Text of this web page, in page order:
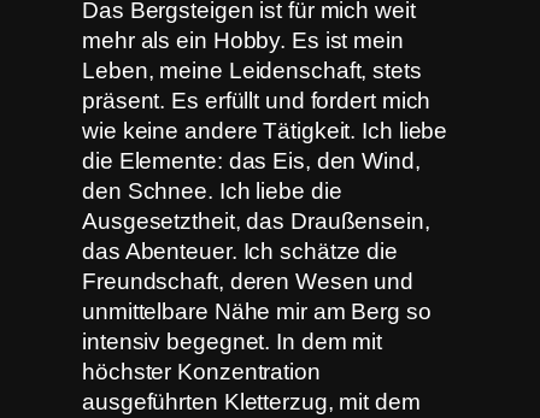
Das Bergsteigen ist für mich weit
mehr als ein Hobby. Es ist mein
Leben, meine Leidenschaft, stets
präsent. Es erfüllt und fordert mich
wie keine andere Tätigkeit. Ich liebe
die Elemente: das Eis, den Wind,
den Schnee. Ich liebe die
Ausgesetztheit, das Draußensein,
das Abenteuer. Ich schätze die
Freundschaft, deren Wesen und
unmittelbare Nähe mir am Berg so
intensiv begegnet. In dem mit
höchster Konzentration
ausgeführten Kletterzug, mit dem